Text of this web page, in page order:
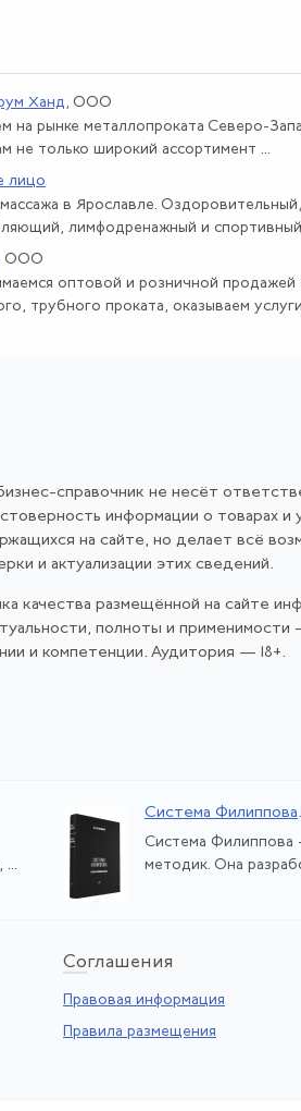
Ханд, ООО
на рынке металлопроката Северо-
не только широкий ассортимент ...
лицо
в Ярославле. Оздоровительный,
лимфодренажный и
, ООО
оптовой и розничной продажей
трубного проката, оказываем
справочник не несёт
информации о товарах и
на сайте, но делает всё
и актуализации этих сведений.
качества размещённой на сайте
полноты и
и компетенции. Аудитория — 18+.
...
Система Филиппова.
Система Филиппова
методик. Она
Соглашения
Правовая информация
Правила размещения